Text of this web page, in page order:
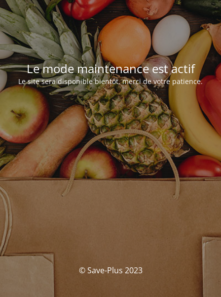
Le mode maintenance est actif
Le site sera disponible bientôt, merci de votre patience.
© Save-Plus 2023